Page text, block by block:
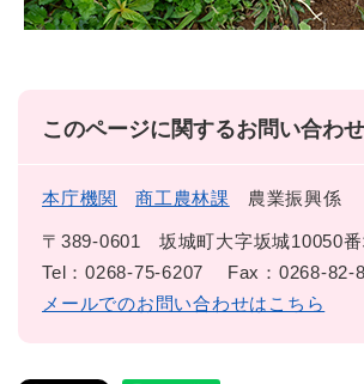
このページに関するお問い合わ
本庁機関 商工農林課 農業振興係
〒389-0601
坂城町大字坂城10050
Tel：0268-75-6207
Fax：0268-82-
メールでのお問い合わせはこちら